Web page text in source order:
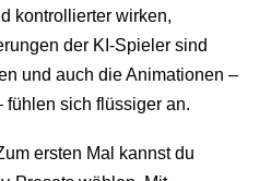
kontrollierter wirken,
der KI-Spieler sind
und auch die Animationen –
fühlen sich flüssiger an.
ersten Mal kannst du